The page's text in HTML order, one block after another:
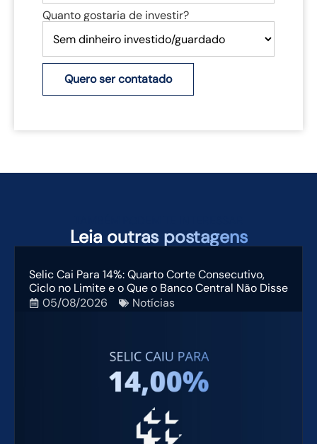
Quanto gostaria de investir?
Quero ser contatado
Leia outras postagens
Selic Cai Para 14%: Quarto Corte Consecutivo,
Ciclo no Limite e o Que o Banco Central Não Disse
05/08/2026
Notícias